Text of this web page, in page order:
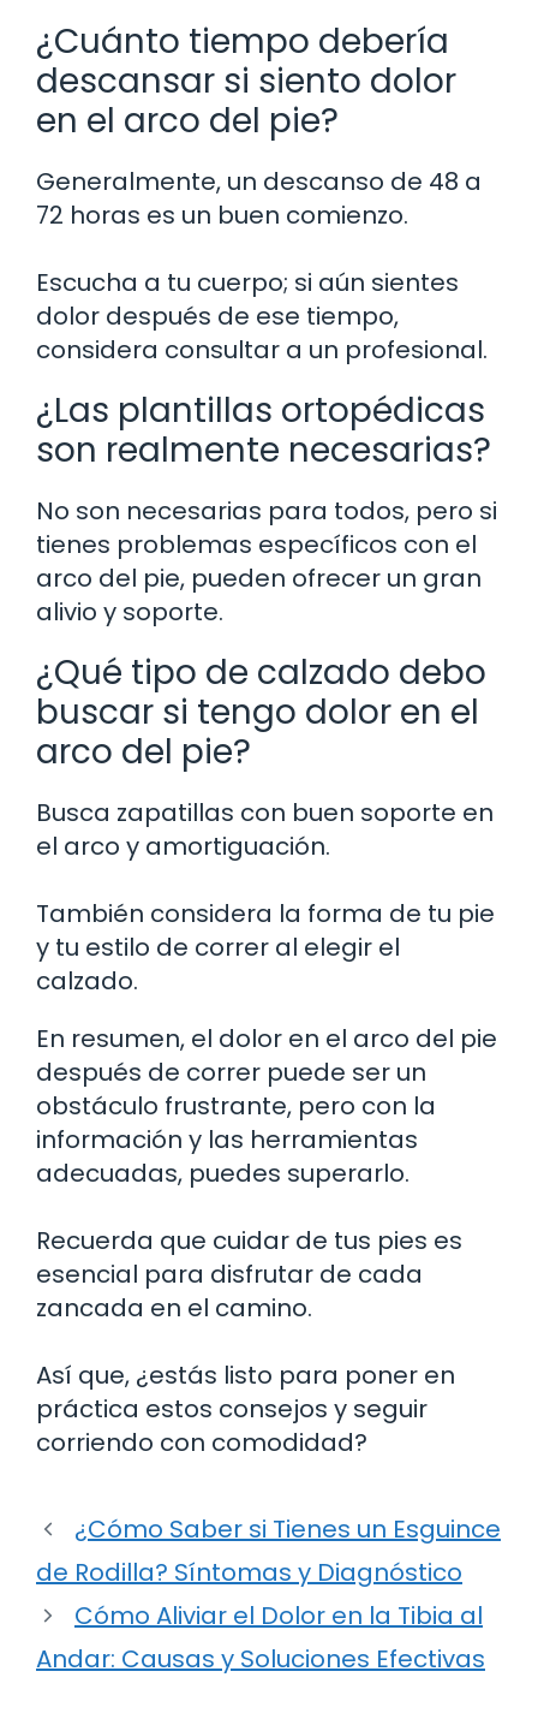
¿Cuánto tiempo debería
descansar si siento dolor
en el arco del pie?
Generalmente, un descanso de 48 a
72 horas es un buen comienzo.
Escucha a tu cuerpo; si aún sientes
dolor después de ese tiempo,
considera consultar a un profesional.
¿Las plantillas ortopédicas
son realmente necesarias?
No son necesarias para todos, pero si
tienes problemas específicos con el
arco del pie, pueden ofrecer un gran
alivio y soporte.
¿Qué tipo de calzado debo
buscar si tengo dolor en el
arco del pie?
Busca zapatillas con buen soporte en
el arco y amortiguación.
También considera la forma de tu pie
y tu estilo de correr al elegir el
calzado.
En resumen, el dolor en el arco del pie
después de correr puede ser un
obstáculo frustrante, pero con la
información y las herramientas
adecuadas, puedes superarlo.
Recuerda que cuidar de tus pies es
esencial para disfrutar de cada
zancada en el camino.
Así que, ¿estás listo para poner en
práctica estos consejos y seguir
corriendo con comodidad?
¿Cómo Saber si Tienes un Esguince
de Rodilla? Síntomas y Diagnóstico
Cómo Aliviar el Dolor en la Tibia al
Andar: Causas y Soluciones Efectivas